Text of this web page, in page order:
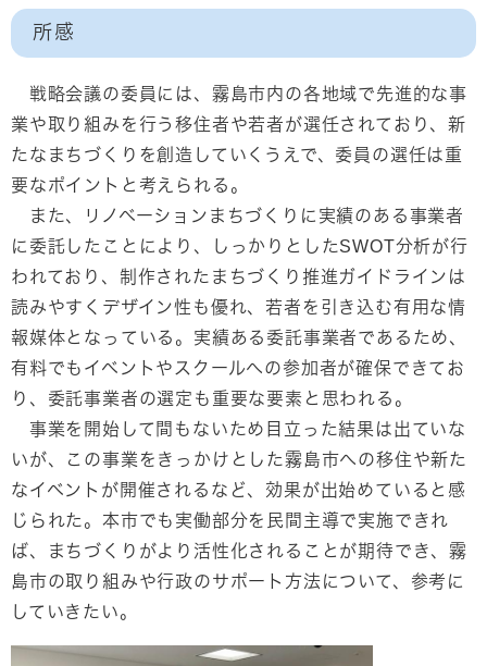
所感
戦略会議の委員には、霧島市内の各地域で先進的な事
業や取り組みを行う移住者や若者が選任されており、新
たなまちづくりを創造していくうえで、委員の選任は重
要なポイントと考えられる。
また、リノベーションまちづくりに実績のある事業者
に委託したことにより、しっかりとしたSWOT分析が行
われており、制作されたまちづくり推進ガイドラインは
読みやすくデザイン性も優れ、若者を引き込む有用な情
報媒体となっている。実績ある委託事業者であるため、
有料でもイベントやスクールへの参加者が確保できてお
り、委託事業者の選定も重要な要素と思われる。
事業を開始して間もないため目立った結果は出ていな
いが、この事業をきっかけとした霧島市への移住や新た
なイベントが開催されるなど、効果が出始めていると感
じられた。本市でも実働部分を民間主導で実施できれ
ば、まちづくりがより活性化されることが期待でき、霧
島市の取り組みや行政のサポート方法について、参考に
していきたい。